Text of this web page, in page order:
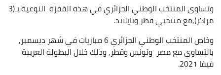
وتساوى المنتخب الوطني الجزائري في هذه القفزة النوعية بـ(3
مراكز),مع منتخبي قطر وتايلاند.
وخاص المنتخب الوطني الجزائري 6 مباريات في شهر ديسمبر,
بالتساوي مع مصر وتونس وقطر, وذلك خلال البطولة العربية
فيفا 2021.